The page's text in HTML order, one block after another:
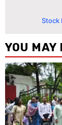
Stock
YOU